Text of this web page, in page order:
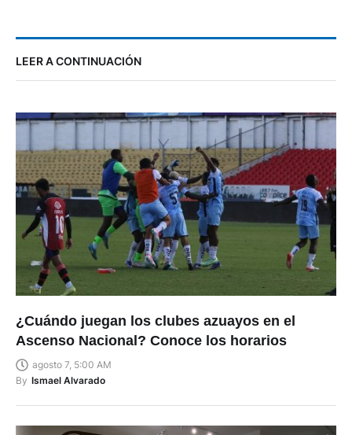
LEER A CONTINUACIÓN
¿Cuándo juegan los clubes azuayos en el
Ascenso Nacional? Conoce los horarios
agosto 7, 5:00 AM
By Ismael Alvarado